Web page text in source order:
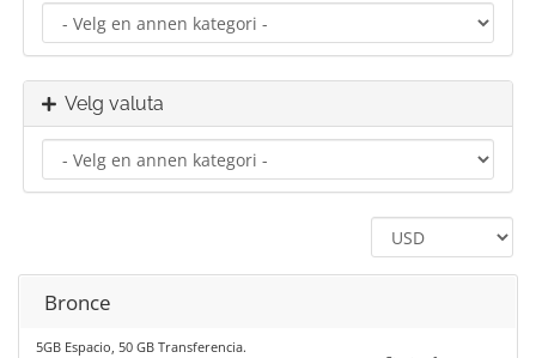
Velg valuta
Bronce
5GB Espacio, 50 GB Transferencia.